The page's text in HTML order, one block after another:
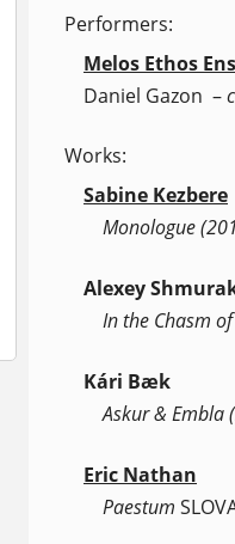
Performers:
Melos Ethos
Daniel Gazon –
Works:
Sabine Kezbere
Monologue
Alexey
In the Chasm
Kári Bæk
Askur & Embla
Eric Nathan
Paestum